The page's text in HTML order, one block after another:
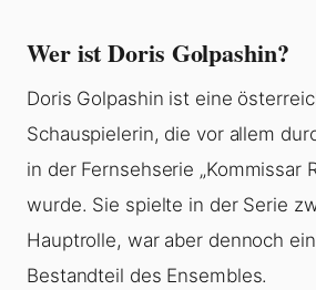
Wer ist Doris Golpashin?
Doris Golpashin ist eine
Schauspielerin, die vor allem
in der Fernsehserie „Kommissar
wurde. Sie spielte in der Serie
Hauptrolle, war aber dennoch
Bestandteil des Ensembles.